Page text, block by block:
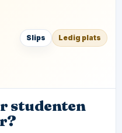
Slips Ledig plats
studenten